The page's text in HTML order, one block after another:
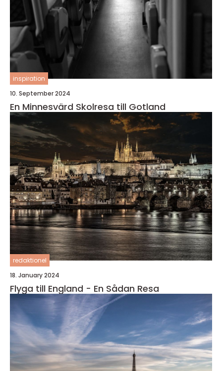
inspiration
10. September 2024
En Minnesvärd Skolresa till Gotland
redaktionel
18. January 2024
Flyga till England - En Sådan Resa